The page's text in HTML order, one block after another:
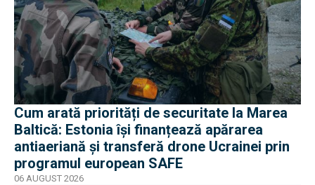
Cum arată priorități de securitate la Marea
Baltică: Estonia își finanțează apărarea
antiaeriană și transferă drone Ucrainei prin
programul european SAFE
06 AUGUST 2026